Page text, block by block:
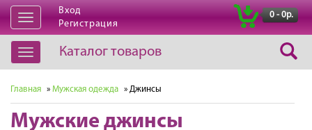
Открыть
навигацию
Вход
Регистрация
0 - 0р.
Открыть
навигацию
Каталог товаров
Главная » Мужская одежда » Джинсы
Мужские джинсы